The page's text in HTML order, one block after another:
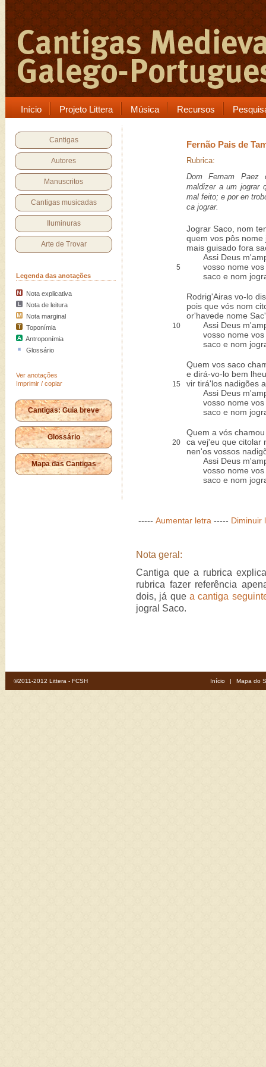
Início Projeto Littera Música Recursos
Cantigas
Autores
Manuscritos
Cantigas musicadas
Iluminuras
Arte de Trovar
Legenda das anotações
Nota explicativa
Nota de leitura
Nota marginal
Toponímia
Antroponímia
Glossário
Ver anotações
Imprimir / copiar
Cantigas: Guia breve
Glossário
Mapa das Cantigas
Fernão Pais de
Rubrica:
Dom Fernam Paez
maldizer a um jograr
mal feito; e por en
ca jograr.
Jograr Saco, nom
quem vos pôs
mais guisado fora
Assi Deus
5
vosso nome vos
saco e nom
Rodrig'Airas vo-lo
pois que vós nom
or'havede nome
10
Assi Deus
vosso nome vos
saco e nom
Quem vos saco
e dirá-vo-lo bem
15
vir tirá'los nadigões
Assi Deus
vosso nome vos
saco e nom
Quem a vós
20
ca vej'eu que citolar
nen'os vossos
Assi Deus
vosso nome vos
saco e nom
----- Aumentar letra ----- Diminuir
Nota geral:
Cantiga que a rubrica
rubrica fazer referência
dois, já quea cantiga
jogral Saco.
©2011-2012 Littera - FCSH Início | Mapa do